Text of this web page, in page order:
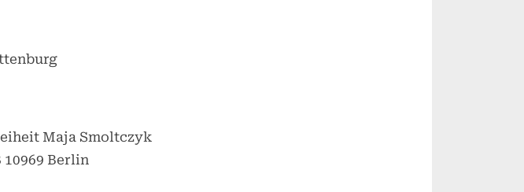
Maja Smoltczyk
10969 Berlin